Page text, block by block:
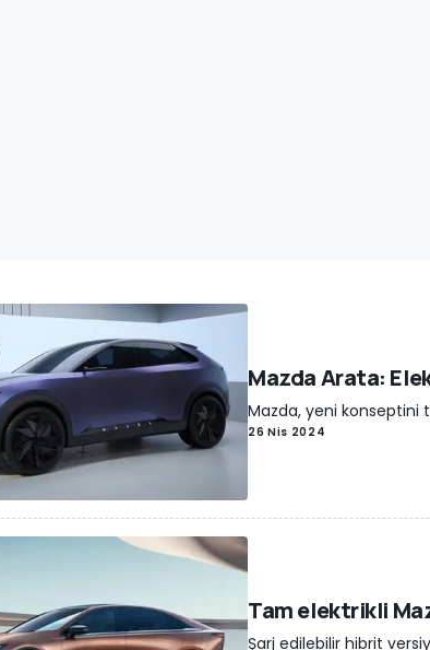
Mazda Arata:
Mazda, yeni konseptini
26 Nis 2024
Tam elektrikli
Şarj edilebilir hibrit